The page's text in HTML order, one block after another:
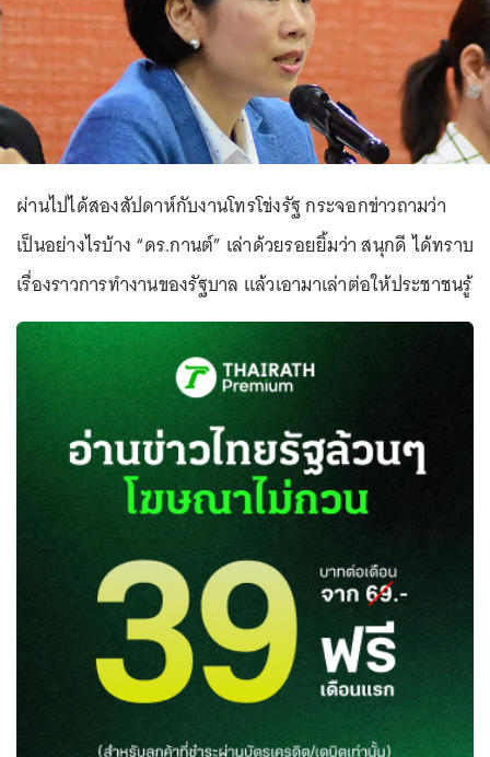
ผ่านไปได้สองสัปดาห์กับงานโทรโข่งรัฐ กระจอกข่าวถามว่า
เป็นอย่างไรบ้าง “ดร.กานต์” เล่าด้วยรอยยิ้มว่า สนุกดี ได้ทราบ
เรื่องราวการทำงานของรัฐบาล แล้วเอามาเล่าต่อให้ประชาชนรู้